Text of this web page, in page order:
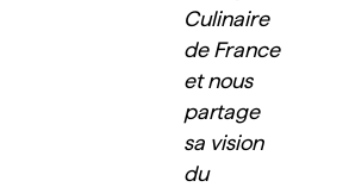
Culinaire
de France
et nous
partage
sa vision
du